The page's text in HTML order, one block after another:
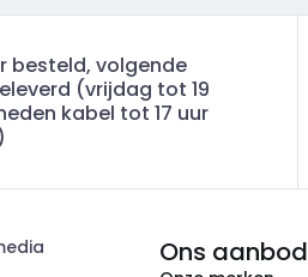
besteld, volgende
(vrijdag tot 19
kabel tot 17 uur
Ons aanbod